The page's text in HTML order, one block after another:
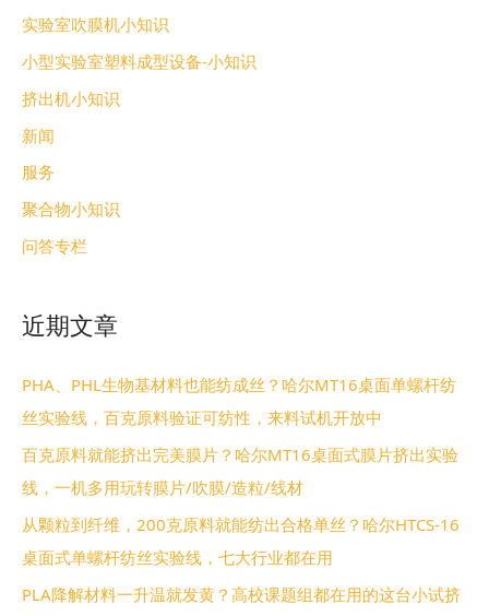
实验室吹膜机小知识
小型实验室塑料成型设备-小知识
挤出机小知识
新闻
服务
聚合物小知识
问答专栏
近期文章
PHA、PHL生物基材料也能纺成丝？哈尔MT16桌面单螺杆纺
丝实验线，百克原料验证可纺性，来料试机开放中
百克原料就能挤出完美膜片？哈尔MT16桌面式膜片挤出实验
线，一机多用玩转膜片/吹膜/造粒/线材
从颗粒到纤维，200克原料就能纺出合格单丝？哈尔HTCS-16
桌面式单螺杆纺丝实验线，七大行业都在用
PLA降解材料一升温就发黄？高校课题组都在用的这台小试挤